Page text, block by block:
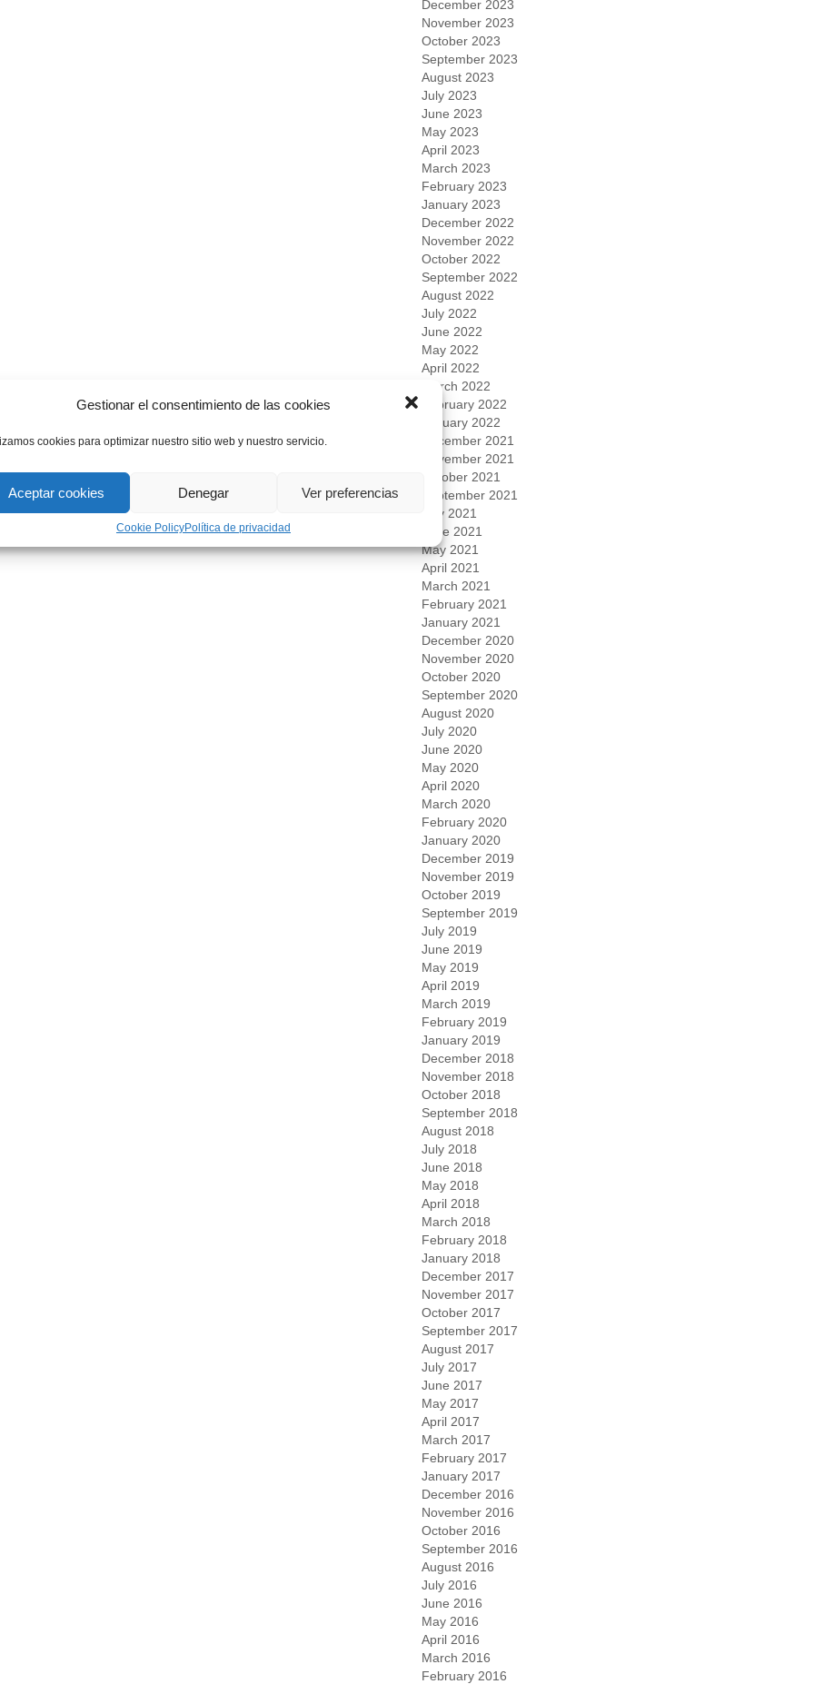
Gestionar el consentimiento de las cookies
cookies para optimizar nuestro sitio web y nuestro servicio.
Aceptar cookies Denegar Ver preferencias
Cookie PolicyPolítica de privacidad
December 2023
November 2023
October 2023
September 2023
August 2023
July 2023
June 2023
May 2023
April 2023
March 2023
February 2023
January 2023
December 2022
November 2022
October 2022
September 2022
August 2022
July 2022
June 2022
May 2022
April 2022
March 2022
February 2022
January 2022
December 2021
November 2021
October 2021
September 2021
July 2021
June 2021
May 2021
April 2021
March 2021
February 2021
January 2021
December 2020
November 2020
October 2020
September 2020
August 2020
July 2020
June 2020
May 2020
April 2020
March 2020
February 2020
January 2020
December 2019
November 2019
October 2019
September 2019
July 2019
June 2019
May 2019
April 2019
March 2019
February 2019
January 2019
December 2018
November 2018
October 2018
September 2018
August 2018
July 2018
June 2018
May 2018
April 2018
March 2018
February 2018
January 2018
December 2017
November 2017
October 2017
September 2017
August 2017
July 2017
June 2017
May 2017
April 2017
March 2017
February 2017
January 2017
December 2016
November 2016
October 2016
September 2016
August 2016
July 2016
June 2016
May 2016
April 2016
March 2016
February 2016